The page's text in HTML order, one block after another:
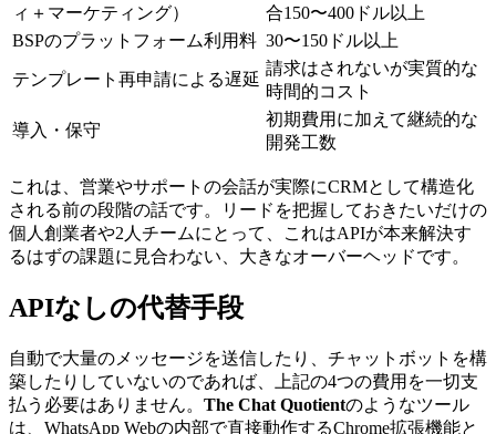
ィ＋マーケティング）
合150〜400ドル以上
BSPのプラットフォーム利用料 30〜150ドル以上
テンプレート再申請による遅延
請求はされないが実質的な
時間的コスト
導入・保守
初期費用に加えて継続的な
開発工数
これは、営業やサポートの会話が実際にCRMとして構造化
される前の段階の話です。リードを把握しておきたいだけの
個人創業者や2人チームにとって、これはAPIが本来解決す
るはずの課題に見合わない、大きなオーバーヘッドです。
APIなしの代替手段
自動で大量のメッセージを送信したり、チャットボットを構
築したりしていないのであれば、上記の4つの費用を一切支
払う必要はありません。 The Chat Quotientのようなツール
は、WhatsApp Webの内部で直接動作するChrome拡張機能と